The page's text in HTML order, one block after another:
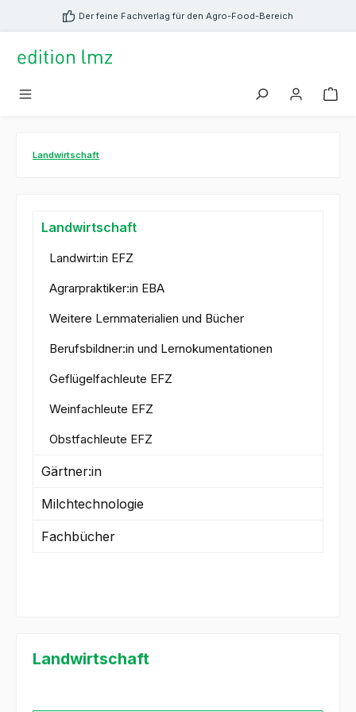
springen Der feine Fachverlag für den Agro-Food-Bereich
Landwirtschaft
Landwirtschaft
Landwirt:in EFZ
Agrarpraktiker:in EBA
Weitere Lernmaterialien und Bücher
Berufsbildner:in und Lernokumentationen
Geflügelfachleute EFZ
Weinfachleute EFZ
Obstfachleute EFZ
Gärtner:in
Milchtechnologie
Fachbücher
Landwirtschaft